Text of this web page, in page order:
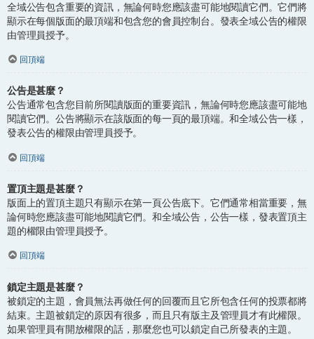
全域公告包含重要的資訊，無論何時您應該盡可能地閱讀它們。它們將
顯示在每個版面的最頂端和包含您的會員控制台。發表全域公告的權限
由管理員授予。
回頂端
公告是甚麼？
公告通常包含您目前所閱讀版面的重要資訊，無論何時您應該盡可能地
閱讀它們。公告將顯示在該版面的每一頁的最頂端。和全域公告一樣，
發表公告的權限由管理員授予。
回頂端
置頂主題是甚麼？
版面上的置頂主題只有顯示在第一頁公告底下。它們通常相當重要，無
論何時您應該盡可能地閱讀它們。和全域公告，公告一樣，發表置頂主
題的權限由管理員授予。
回頂端
鎖定主題是甚麼？
被鎖定的主題，會員無法再做任何的回覆而且它所包含任何的投票都將
結束。主題被鎖定的原因有很多，而且只有版主及管理員才有此權限。
如果管理員有開放權限的話，那麼您也可以鎖定自己所發表的主題。